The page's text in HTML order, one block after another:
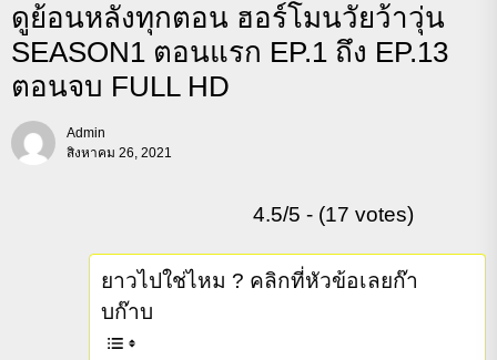
ดูย้อนหลังทุกตอน ฮอร์โมนวัยว้าวุ่น
SEASON1 ตอนแรก EP.1 ถึง EP.13
ตอนจบ FULL HD
Admin
สิงหาคม 26, 2021
4.5/5 - (17 votes)
ยาวไปใช่ไหม ? คลิกที่หัวข้อเลยก๊า
บก๊าบ